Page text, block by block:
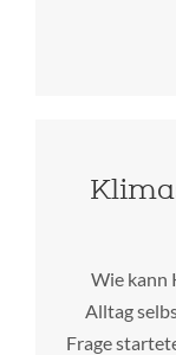
Wie kann
Alltag
Frage